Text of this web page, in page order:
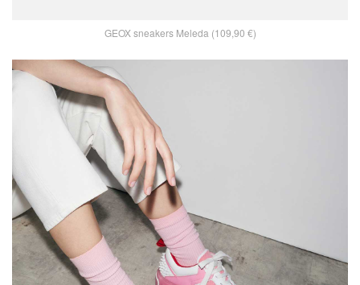
GEOX sneakers Meleda (109,90 €)